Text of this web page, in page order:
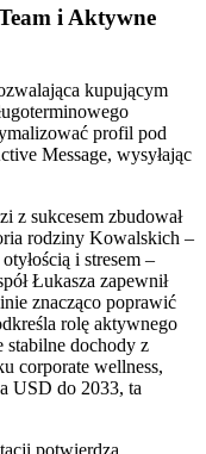
i Aktywne
kupującym
profil pod
Message, wysyłając
z sukcesem zbudował
rodziny Kowalskich –
i stresem –
Łukasza zapewnił
znacząco poprawić
rolę aktywnego
stabilne dochody z
corporate wellness,
USD do 2033, ta
potwierdza